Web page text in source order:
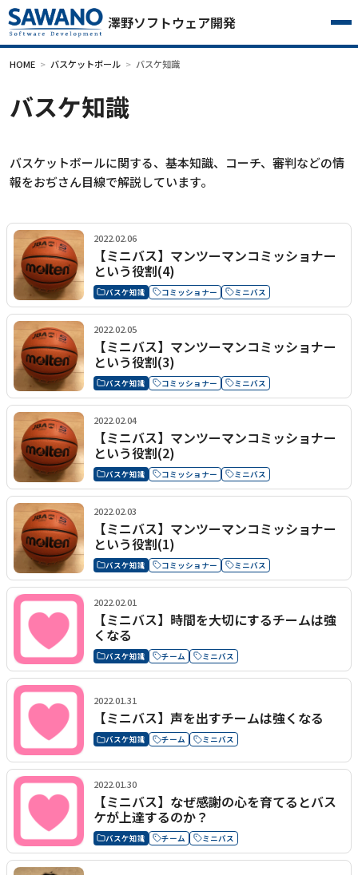
澤野ソフトウェア開発
HOME バスケットボール バスケ知識
バスケ知識
バスケットボールに関する、基本知識、コーチ、審判などの情
報をおぢさん目線で解説しています。
2022.02.06
【ミニバス】マンツーマンコミッショナー
という役割(4)
バスケ知識 コミッショナー ミニバス
2022.02.05
【ミニバス】マンツーマンコミッショナー
という役割(3)
バスケ知識 コミッショナー ミニバス
2022.02.04
【ミニバス】マンツーマンコミッショナー
という役割(2)
バスケ知識 コミッショナー ミニバス
2022.02.03
【ミニバス】マンツーマンコミッショナー
という役割(1)
バスケ知識 コミッショナー ミニバス
2022.02.01
【ミニバス】時間を大切にするチームは強
くなる
バスケ知識 チーム ミニバス
2022.01.31
【ミニバス】声を出すチームは強くなる
バスケ知識 チーム ミニバス
2022.01.30
【ミニバス】なぜ感謝の心を育てるとバス
ケが上達するのか？
バスケ知識 チーム ミニバス